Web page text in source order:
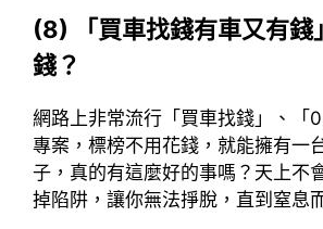
(8) 「買車找錢有車又有錢
錢？
網路上非常流行「買車找錢」、「
專案，標榜不用花錢，就能擁有一
子，真的有這麼好的事嗎？天上不
掉陷阱，讓你無法掙脫，直到窒息